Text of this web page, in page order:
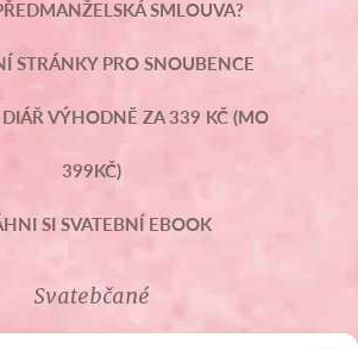
SMLOUVA?
STRÁNKY PRO SNOUBENCE
VÝHODNĚ ZA 339 KČ (MO
399KČ)
SI SVATEBNÍ EBOOK
Svatebčané